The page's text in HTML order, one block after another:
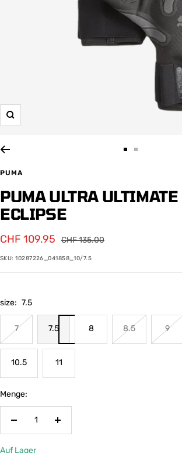
Zoom
gehen
gehen
PUMA
PUMA ULTRA
ECLIPSE
Angebotspreis
CHF 109.95
Regulärer
CHF 135.00
SKU:10287226_041858_10/7.5
size: 7.5
7 7.5 8 8.5 9
10.5 11
Menge:
Menge
Auf Lager